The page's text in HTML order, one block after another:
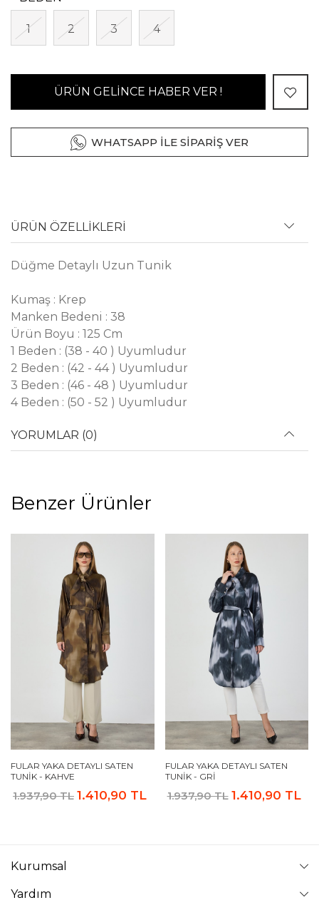
1 2 3 4
ÜRÜN GELİNCE HABER VER !
WHATSAPP İLE SİPARİŞ VER
ÜRÜN ÖZELLİKLERİ
Düğme Detaylı Uzun Tunik
Kumaş : Krep
Manken Bedeni : 38
Ürün Boyu : 125 Cm
1 Beden : (38 - 40 ) Uyumludur
2 Beden : (42 - 44 ) Uyumludur
3 Beden : (46 - 48 ) Uyumludur
4 Beden : (50 - 52 ) Uyumludur
YORUMLAR (0)
Benzer Ürünler
FULAR YAKA DETAYLI SATEN
TUNIK - KAHVE
1.937,90 TL 1.410,90 TL
FULAR YAKA DETAYLI SATEN
TUNIK - GRI
1.937,90 TL 1.410,90 TL
Kurumsal
Yardım